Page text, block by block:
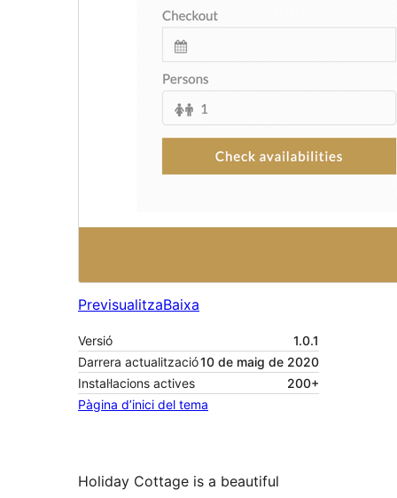
PrevisualitzaBaixa
Versió
1.0.1
Darrera actualització10 de maig de 2020
Instal·lacions actives
200+
Pàgina d’inici del tema
Holiday Cottage is a beautiful